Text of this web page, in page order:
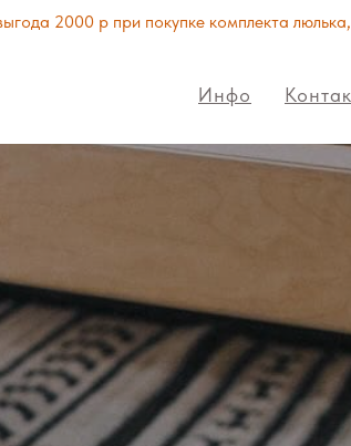
2000 р при покупке комплекта люлька,
Инфо